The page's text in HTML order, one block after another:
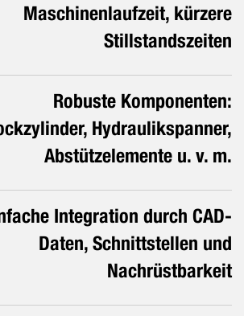
Maschinenlaufzeit, kürzere
Stillstandszeiten
Robuste Komponenten:
Hydraulikspanner,
Abstützelemente u. v. m.
Integration durch CAD-
Daten, Schnittstellen und
Nachrüstbarkeit